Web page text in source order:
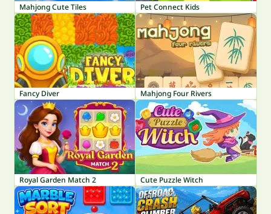
Mahjong Cute Tiles Pet Connect Kids
Fancy Diver Mahjong Four Rivers
Royal Garden Match 2 Cute Puzzle Witch